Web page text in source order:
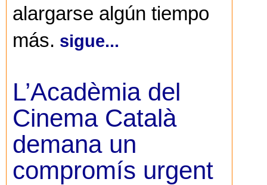
alargarse algún tiempo
más. sigue...
L’Acadèmia del
Cinema Català
demana un
compromís urgent